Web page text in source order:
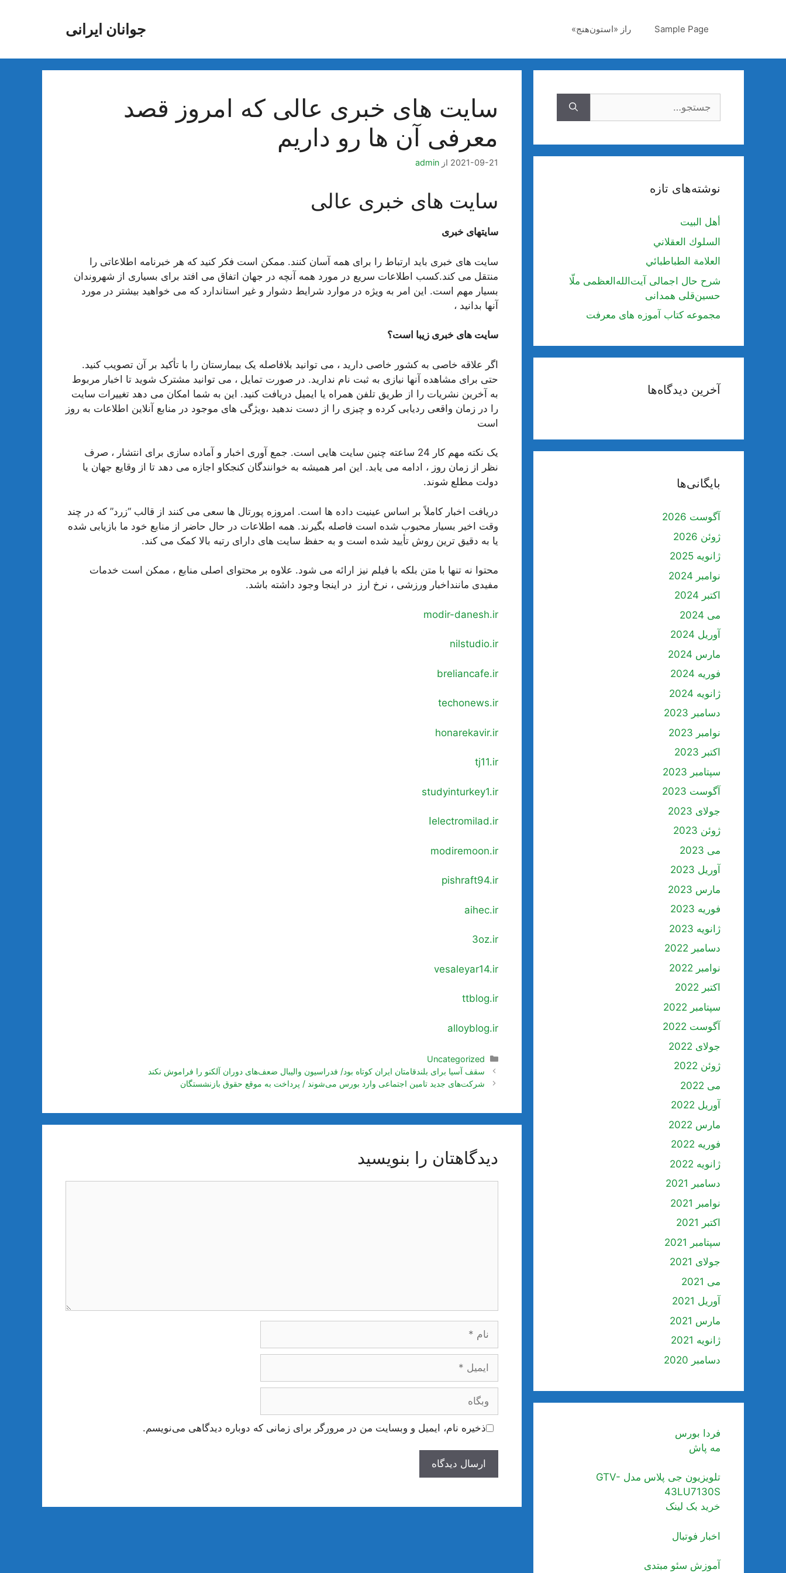
جوانان ایرانی Sample Page راز «استون‌هنج»
سایت های خبری عالی که امروز قصد
معرفی آن ها رو داریم
2021-09-21 از admin
سایت های خبری عالی
سایتهای خبری
سایت های خبری باید ارتباط را برای همه آسان کنند. ممکن است فکر کنید که هر خبرنامه اطلاعاتی را
منتقل می کند.کسب اطلاعات سریع در مورد همه آنچه در جهان اتفاق می افتد برای بسیاری از شهروندان
بسیار مهم است. این امر به ویژه در موارد شرایط دشوار و غیر استاندارد که می خواهید بیشتر در مورد
آنها بدانید ،
سایت های خبری زیبا است؟
اگر علاقه خاصی به کشور خاصی دارید ، می توانید بلافاصله یک بیمارستان را با تأکید بر آن تصویب کنید.
حتی برای مشاهده آنها نیازی به ثبت نام ندارید. در صورت تمایل ، می توانید مشترک شوید تا اخبار مربوط
به آخرین نشریات را از طریق تلفن همراه یا ایمیل دریافت کنید. این به شما امکان می دهد تغییرات سایت
را در زمان واقعی ردیابی کرده و چیزی را از دست ندهید ،ویژگی های موجود در منابع آنلاین اطلاعات به روز
است
یک نکته مهم کار 24 ساعته چنین سایت هایی است. جمع آوری اخبار و آماده سازی برای انتشار ، صرف
نظر از زمان روز ، ادامه می یابد. این امر همیشه به خوانندگان کنجکاو اجازه می دهد تا از وقایع جهان یا
دولت مطلع شوند.
دریافت اخبار کاملاً بر اساس عینیت داده ها است. امروزه پورتال ها سعی می کنند از قالب “زرد” که در چند
وقت اخیر بسیار محبوب شده است فاصله بگیرند. همه اطلاعات در حال حاضر از منابع خود ما بازیابی شده
یا به دقیق ترین روش تأیید شده است و به حفظ سایت های دارای رتبه بالا کمک می کند.
محتوا نه تنها با متن بلکه با فیلم نیز ارائه می شود. علاوه بر محتوای اصلی منابع ، ممکن است خدمات
مفیدی ماننداخبار ورزشی ، نرخ ارز در اینجا وجود داشته باشد.
modir-danesh.ir
nilstudio.ir
breliancafe.ir
techonews.ir
honarekavir.ir
tj11.ir
studyinturkey1.ir
electromilad.ir
modiremoon.ir
pishraft94.ir
aihec.ir
3oz.ir
vesaleyar14.ir
ttblog.ir
alloyblog.ir
دسته‌ها
Uncategorized
ناوبری
نوشته‌ها
سقف آسیا برای بلندقامتان ایران کوتاه بود/ فدراسیون والیبال ضعف‌های دوران آلکنو را فراموش نکند
شرکت‌های جدید تامین اجتماعی وارد بورس می‌شوند / پرداخت به موقع حقوق بازنشستگان
دیدگاهتان را بنویسید
وبگاه
ذخیره نام، ایمیل و وبسایت من در مرورگر برای زمانی که دوباره دیدگاهی می‌نویسم.
نوشته‌های تازه
أهل البيت
السلوك العقلاني
العلامة الطباطبائي
شرح حال اجمالی آیت‌الله‌العظمی ملّا
حسین‌قلی همدانی
مجموعه کتاب آموزه های معرفت
آخرین دیدگاه‌ها
بایگانی‌ها
آگوست 2026
ژوئن 2026
ژانویه 2025
نوامبر 2024
اکتبر 2024
می 2024
آوریل 2024
مارس 2024
فوریه 2024
ژانویه 2024
دسامبر 2023
نوامبر 2023
اکتبر 2023
سپتامبر 2023
آگوست 2023
جولای 2023
ژوئن 2023
می 2023
آوریل 2023
مارس 2023
فوریه 2023
ژانویه 2023
دسامبر 2022
نوامبر 2022
اکتبر 2022
سپتامبر 2022
آگوست 2022
جولای 2022
ژوئن 2022
می 2022
آوریل 2022
مارس 2022
فوریه 2022
ژانویه 2022
دسامبر 2021
نوامبر 2021
اکتبر 2021
سپتامبر 2021
جولای 2021
می 2021
آوریل 2021
مارس 2021
ژانویه 2021
دسامبر 2020
فردا بورس
مه پاش
تلویزیون جی پلاس مدل GTV-
43LU7130S
خرید بک لینک
اخبار فوتبال
آموزش سئو مبتدی